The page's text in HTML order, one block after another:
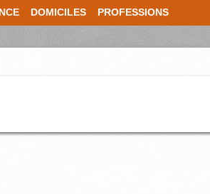
DOMICILES PROFESSIONS